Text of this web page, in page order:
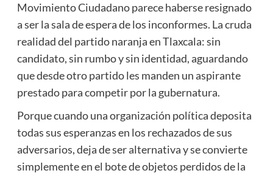
Movimiento Ciudadano parece haberse resignado
a ser la sala de espera de los inconformes. La cruda
realidad del partido naranja en Tlaxcala: sin
candidato, sin rumbo y sin identidad, aguardando
que desde otro partido les manden un aspirante
prestado para competir por la gubernatura.
Porque cuando una organización política deposita
todas sus esperanzas en los rechazados de sus
adversarios, deja de ser alternativa y se convierte
simplemente en el bote de objetos perdidos de la